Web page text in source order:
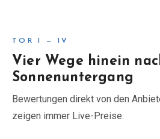
Posters
TOR I — IV
Vier Wege hinein
Sonnenuntergang
Bewertungen direkt von den
zeigen immer Live-Preise.